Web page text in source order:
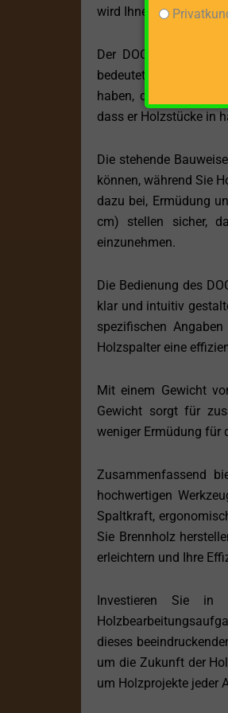
wird Ihnen dabei
Der DOCMA SF100
bedeutet, dass er
haben, dieser
dass er Holzstücke in
Die stehende
können, während Sie
dazu bei, Ermüdung
cm) stellen sicher,
einzunehmen.
Die Bedienung des
klar und intuitiv
spezifischen
Holzspalter eine
Mit einem Gewicht
Gewicht sorgt für
weniger Ermüdung für
Zusammenfassend
hochwertigen
Spaltkraft,
Sie Brennholz
erleichtern und Ihre
Investieren Sie
dieses
um die Zukunft der
um Holzprojekte jeder